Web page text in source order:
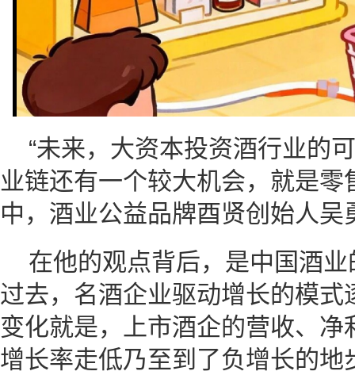
“未来，大资本投资酒行业的
业链还有一个较大机会，就是零
中，酒业公益品牌酉贤创始人
在他的观点背后，是中国酒
过去，名酒企业驱动增长的模
变化就是，上市酒企的营收、
增长率走低乃至到了负增长的